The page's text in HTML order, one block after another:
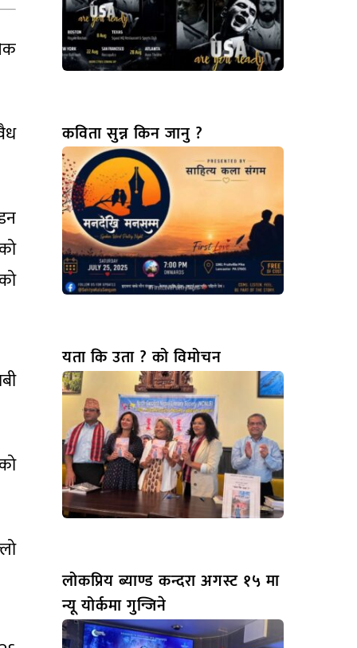
कविता सुन्न किन जानु ?
यता कि उता ? को विमोचन
लोकप्रिय ब्याण्ड कन्दरा अगस्ट १५ मा
न्यू योर्कमा गुन्जिने